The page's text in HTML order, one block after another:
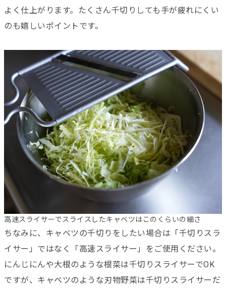
よく仕上がります。たくさん千切りしても手が疲れにくい
のも嬉しいポイントです。
高速スライサーでスライスしたキャベツはこのくらいの細さ
ちなみに、キャベツの千切りをしたい場合は「千切りスラ
イサー」ではなく「高速スライサー」をご使用ください。
にんじにんや大根のような根菜は千切りスライサーでOK
ですが、キャベツのような刃物野菜は千切りスライサーだ